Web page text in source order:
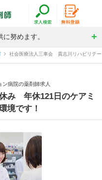
努めます。
社会医療法人三車会 貴志川リハビリテ
病院の薬剤師求人
み 年休121日のケアミ
境です！